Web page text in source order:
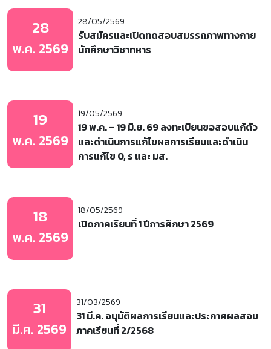
28
พ.ค. 2569
28/05/2569
รับสมัครและเปิดทดสอบสมรรถภาพทางกาย
นักศึกษาวิชาทหาร
19
พ.ค. 2569
19/05/2569
19 พ.ค. – 19 มิ.ย. 69 ลงทะเบียนขอสอบแก้ตัว
และดำเนินการแก้ไขผลการเรียนและดำเนิน
การแก้ไข 0, ร และ มส.
18
พ.ค. 2569
18/05/2569
เปิดภาคเรียนที่ 1 ปีการศึกษา 2569
31
มี.ค. 2569
31/03/2569
31 มี.ค. อนุมัติผลการเรียนและประกาศผลสอบ
ภาคเรียนที่ 2/2568